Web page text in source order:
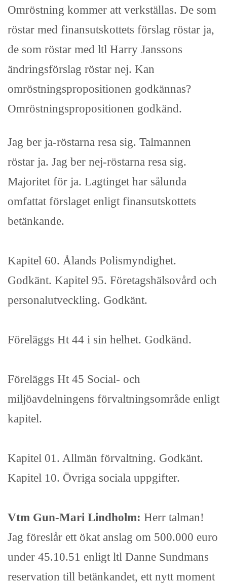
Omröstning kommer att verkställas. De som
röstar med finansutskottets förslag röstar ja,
de som röstar med ltl Harry Janssons
ändringsförslag röstar nej. Kan
omröstningspropositionen godkännas?
Omröstningspropositionen godkänd.
Jag ber ja-röstarna resa sig. Talmannen
röstar ja. Jag ber nej-röstarna resa sig.
Majoritet för ja. Lagtinget har sålunda
omfattat förslaget enligt finansutskottets
betänkande.
Kapitel 60. Ålands Polismyndighet.
Godkänt. Kapitel 95. Företagshälsovård och
personalutveckling. Godkänt.
Föreläggs Ht 44 i sin helhet. Godkänd.
Föreläggs Ht 45 Social- och
miljöavdelningens förvaltningsområde enligt
kapitel.
Kapitel 01. Allmän förvaltning. Godkänt.
Kapitel 10. Övriga sociala uppgifter.
Vtm Gun-Mari Lindholm: Herr talman!
Jag föreslår ett ökat anslag om 500.000 euro
under 45.10.51 enligt ltl Danne Sundmans
reservation till betänkandet, ett nytt moment